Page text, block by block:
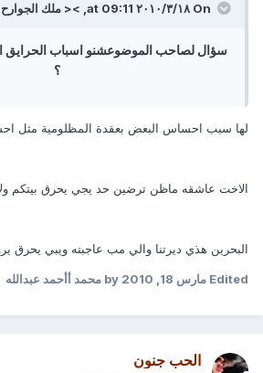
On ١٨‏/٣‏/٢٠١٠ at 09:11, >< ملك الجوارح >< said:
سؤال لصاحب الموضوعشنو اسباب الحرايق
؟
لها سبب احساس البعض بعقدة المظلومية مثل
الاخت عاشقه ماظن ترضين حد يجي يحرق بيتكم
البحرين هذي ديرتنا والي مب عاجبته ويبي يحرق
Edited مارس 18, 2010 by محمد أأحمد عبدالله
الحب جنون